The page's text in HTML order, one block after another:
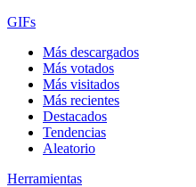
GIFs
Más descargados
Más votados
Más visitados
Más recientes
Destacados
Tendencias
Aleatorio
Herramientas